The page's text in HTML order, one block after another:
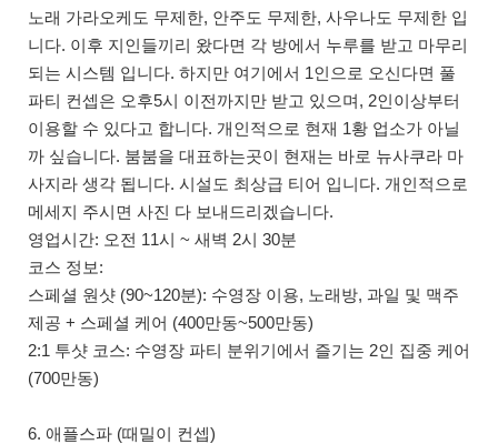
노래 가라오케도 무제한, 안주도 무제한, 사우나도 무제한 입
니다. 이후 지인들끼리 왔다면 각 방에서 누루를 받고 마무리
되는 시스템 입니다. 하지만 여기에서 1인으로 오신다면 풀
파티 컨셉은 오후5시 이전까지만 받고 있으며, 2인이상부터
이용할 수 있다고 합니다. 개인적으로 현재 1황 업소가 아닐
까 싶습니다. 붐붐을 대표하는곳이 현재는 바로 뉴사쿠라 마
사지라 생각 됩니다. 시설도 최상급 티어 입니다. 개인적으로
메세지 주시면 사진 다 보내드리겠습니다.
영업시간: 오전 11시 ~ 새벽 2시 30분
코스 정보:
스페셜 원샷 (90~120분): 수영장 이용, 노래방, 과일 및 맥주
제공 + 스페셜 케어 (400만동~500만동)
2:1 투샷 코스: 수영장 파티 분위기에서 즐기는 2인 집중 케어
(700만동)
6. 애플스파 (때밀이 컨셉)